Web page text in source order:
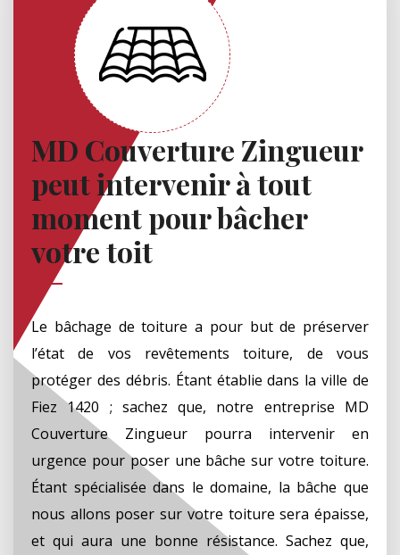
MD Couverture Zingueur
peut intervenir à tout
moment pour bâcher
votre toit
Le bâchage de toiture a pour but de préserver
l’état de vos revêtements toiture, de vous
protéger des débris. Étant établie dans la ville de
Fiez 1420 ; sachez que, notre entreprise MD
Couverture Zingueur pourra intervenir en
urgence pour poser une bâche sur votre toiture.
Étant spécialisée dans le domaine, la bâche que
nous allons poser sur votre toiture sera épaisse,
et qui aura une bonne résistance. Sachez que,